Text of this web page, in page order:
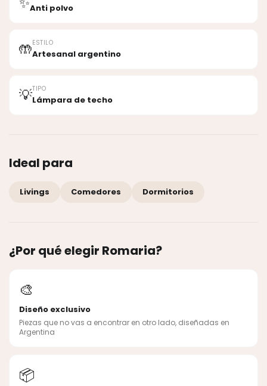
Anti polvo
🤲ESTILO
Artesanal argentino
💡TIPO
Lámpara de techo
Ideal para
Livings Comedores Dormitorios
¿Por qué elegir Romaria?
🎨
Diseño exclusivo
Piezas que no vas a encontrar en otro lado, diseñadas en
Argentina
📦